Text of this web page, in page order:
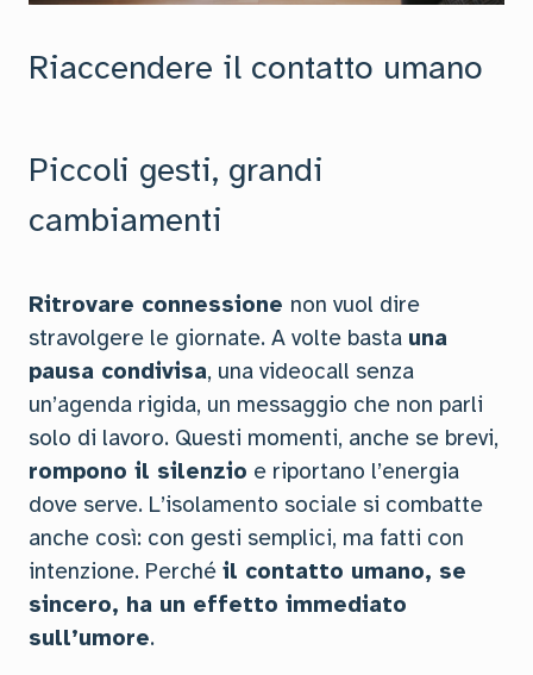
Riaccendere il contatto umano
Piccoli gesti, grandi
cambiamenti
Ritrovare connessione non vuol dire
stravolgere le giornate. A volte basta una
pausa condivisa, una videocall senza
un’agenda rigida, un messaggio che non parli
solo di lavoro. Questi momenti, anche se brevi,
rompono il silenzio e riportano l’energia
dove serve. L’isolamento sociale si combatte
anche così: con gesti semplici, ma fatti con
intenzione. Perché il contatto umano, se
sincero, ha un effetto immediato
sull’umore.